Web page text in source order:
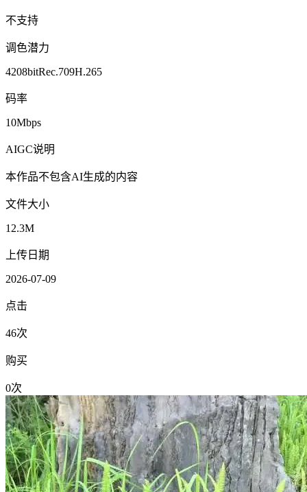
不支持
调色潜力
4208bitRec.709H.265
码率
10Mbps
AIGC说明
本作品不包含AI生成的内容
文件大小
12.3M
上传日期
2026-07-09
点击
46次
购买
0次